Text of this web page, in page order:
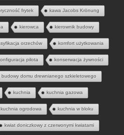
frytek kawa Jacobs Krönung
kierowca kierownik budowy
orzechów komfort użytkowania
pilota konserwacja żywności
budowy domu drewnianego szkieletowego
kuchnia kuchnia gazowa
kuchnia ogrodowa kuchnia w bloku
kwiat doniczkowy z czerwonymi kwiatami